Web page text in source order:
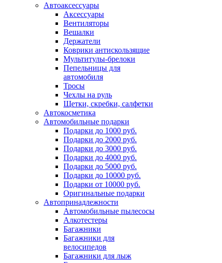
Автоаксессуары
Аксессуары
Вентиляторы
Вешалки
Держатели
Коврики антискользящие
Мультитулы-брелоки
Пепельницы для
автомобиля
Тросы
Чехлы на руль
Щетки, скребки, салфетки
Автокосметика
Автомобильные подарки
Подарки до 1000 руб.
Подарки до 2000 руб.
Подарки до 3000 руб.
Подарки до 4000 руб.
Подарки до 5000 руб.
Подарки до 10000 руб.
Подарки от 10000 руб.
Оригинальные подарки
Автопринадлежности
Автомобильные пылесосы
Алкотестеры
Багажники
Багажники для
велосипедов
Багажники для лыж